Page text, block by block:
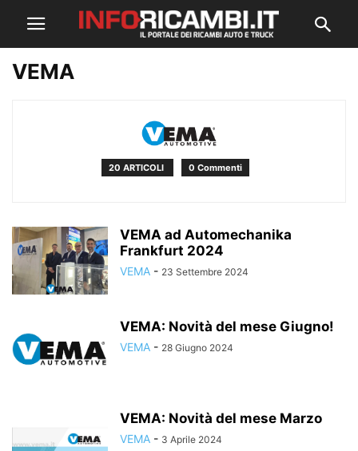
VEMA
20 ARTICOLI 0 Commenti
VEMA ad Automechanika
Frankfurt 2024
VEMA - 23 Settembre 2024
VEMA: Novità del mese Giugno!
VEMA - 28 Giugno 2024
VEMA: Novità del mese Marzo
VEMA - 3 Aprile 2024